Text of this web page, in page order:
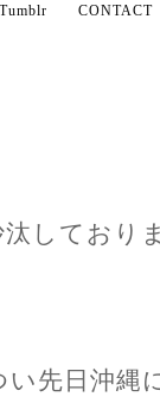
Tumblr CONTACT
汰しており
い先日沖縄